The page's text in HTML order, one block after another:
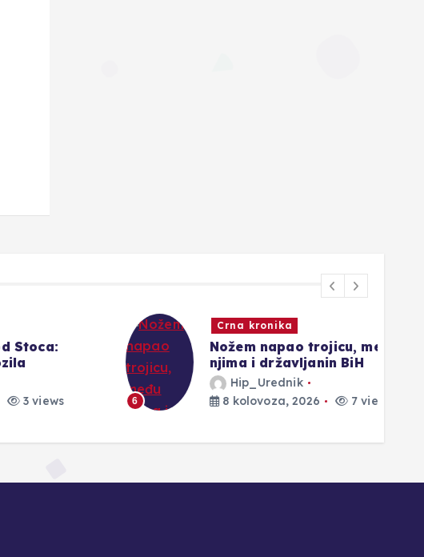
Crna kronika
Nožem napao trojicu, među
njima i državljanin BiH
Hip_Urednik
8 kolovoza, 2026
7 views